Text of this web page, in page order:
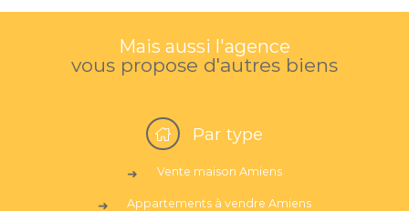
Mais aussi l'agence
vous propose d'autres biens
Par type
Vente maison Amiens
Appartements à vendre Amiens